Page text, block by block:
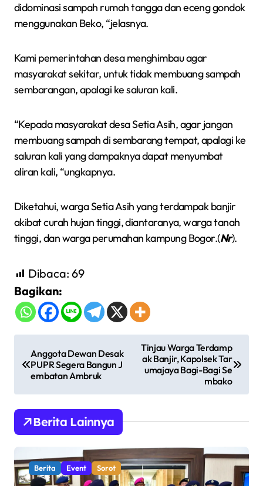
didominasi sampah rumah tangga dan eceng gondok
menggunakan Beko, “jelasnya.
Kami pemerintahan desa menghimbau agar
masyarakat sekitar, untuk tidak membuang sampah
sembarangan, apalagi ke saluran kali.
“Kepada masyarakat desa Setia Asih, agar jangan
membuang sampah di sembarang tempat, apalagi ke
saluran kali yang dampaknya dapat menyumbat
aliran kali, “ungkapnya.
Diketahui, warga Setia Asih yang terdampak banjir
akibat curah hujan tinggi, diantaranya, warga tanah
tinggi, dan warga perumahan kampung Bogor.(Nr).
Dibaca: 69
Bagikan:
a
a
s
i
Anggota Dewan Desak
PUPR Segera Bangun J
embatan Ambruk
Tinjau Warga Terdamp
ak Banjir, Kapolsek Tar
umajaya Bagi-Bagi Se
mbako
Berita Lainnya
Berita Event Sorot